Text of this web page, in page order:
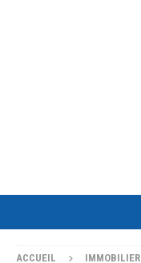
ACCUEIL IMMOBILIER